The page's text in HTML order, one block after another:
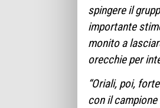
spingere il
importante
monito a
orecchie per
“Oriali, poi,
con il